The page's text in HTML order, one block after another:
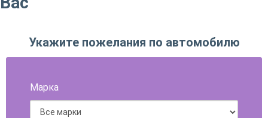
Укажите пожелания по автомобилю
Марка